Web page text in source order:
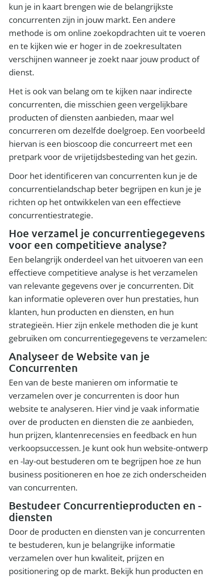
kun je in kaart brengen wie de belangrijkste
concurrenten zijn in jouw markt. Een andere
methode is om online zoekopdrachten uit te voeren
en te kijken wie er hoger in de zoekresultaten
verschijnen wanneer je zoekt naar jouw product of
dienst.
Het is ook van belang om te kijken naar indirecte
concurrenten, die misschien geen vergelijkbare
producten of diensten aanbieden, maar wel
concurreren om dezelfde doelgroep. Een voorbeeld
hiervan is een bioscoop die concurreert met een
pretpark voor de vrijetijdsbesteding van het gezin.
Door het identificeren van concurrenten kun je de
concurrentielandschap beter begrijpen en kun je je
richten op het ontwikkelen van een effectieve
concurrentiestrategie.
Hoe verzamel je concurrentiegegevens
voor een competitieve analyse?
Een belangrijk onderdeel van het uitvoeren van een
effectieve competitieve analyse is het verzamelen
van relevante gegevens over je concurrenten. Dit
kan informatie opleveren over hun prestaties, hun
klanten, hun producten en diensten, en hun
strategieën. Hier zijn enkele methoden die je kunt
gebruiken om concurrentiegegevens te verzamelen:
Analyseer de Website van je
Concurrenten
Een van de beste manieren om informatie te
verzamelen over je concurrenten is door hun
website te analyseren. Hier vind je vaak informatie
over de producten en diensten die ze aanbieden,
hun prijzen, klantenrecensies en feedback en hun
verkoopsuccessen. Je kunt ook hun website-ontwerp
en -lay-out bestuderen om te begrijpen hoe ze hun
business positioneren en hoe ze zich onderscheiden
van concurrenten.
Bestudeer Concurrentieproducten en -
diensten
Door de producten en diensten van je concurrenten
te bestuderen, kun je belangrijke informatie
verzamelen over hun kwaliteit, prijzen en
positionering op de markt. Bekijk hun producten en